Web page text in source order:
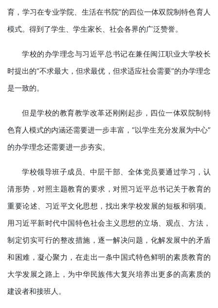
育，学习在专业学院、生活在书院”的四位一体双院制特色育人
模式。得到了学生、学生家长、社会各界的广泛赞誉。
学校的办学理念与习近平总书记在兼任闽江职业大学校长
时提出的“不求最大，但求最优，但求适应社会需要”的办学理念
是一致的。
但是学校的教育教学改革还刚刚起步，四位一体双院制特
色育人模式的内涵还需要进一步丰富，“以学生充分发展为中心”
的办学理念还需要进一步夯实。
学校领导班子成员、中层干部、全体党员要通过学习，认
清形势，对照主题教育的要求，对照习近平总书记关于教育的
重要论述、习近平文化思想，找出来学校发展的短板和弱项。
用习近平新时代中国特色社会主义思想的立场、观点、方法，
制定切实可行的整改措施，逐一解决问题，化解发展中的矛盾
和困难，凝心聚力，在走出一条中国式特色鲜明的素质教育的
大学发展之路上，为中华民族伟大复兴培养出更多的高素质的
建设者和接班人。